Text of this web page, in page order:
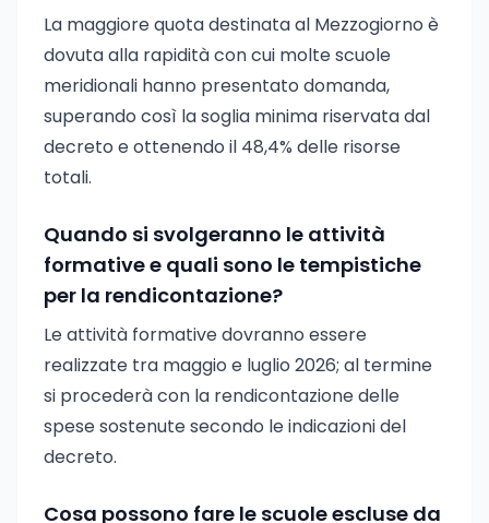
La maggiore quota destinata al Mezzogiorno è
dovuta alla rapidità con cui molte scuole
meridionali hanno presentato domanda,
superando così la soglia minima riservata dal
decreto e ottenendo il 48,4% delle risorse
totali.
Quando si svolgeranno le attività
formative e quali sono le tempistiche
per la rendicontazione?
Le attività formative dovranno essere
realizzate tra maggio e luglio 2026; al termine
si procederà con la rendicontazione delle
spese sostenute secondo le indicazioni del
decreto.
Cosa possono fare le scuole escluse da